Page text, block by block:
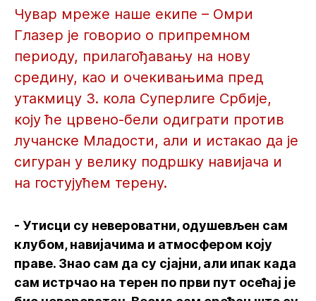
Чувар мреже наше екипе – Омри
Глазер је говорио о припремном
периоду, прилагођавању на нову
средину, као и очекивањима пред
утакмицу 3. кола Суперлиге Србије,
коју ће црвено-бели одиграти против
лучанске Младости, али и истакао да је
сигуран у велику подршку навијача и
на гостујућем терену.
- Утисци су невероватни, одушевљен сам
клубом, навијачима и атмосфером коју
праве. Знао сам да су сјајни, али ипак када
сам истрчао на терен по први пут осећај је